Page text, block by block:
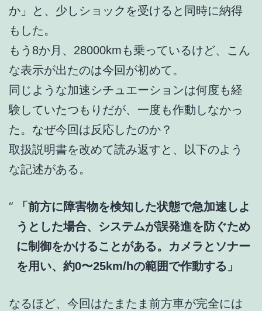
か」と、少しショックを受けると同時に納得
もした。
もう8か月、28000kmも乗っているけど、こん
な表示が出たのは今回が初めて。
同じような加速シチュエーションは何度も経
験していたつもりだが、一度も作動しなかっ
た。なぜ今回は反応したのか？
取扱説明書を改めて読み返すと、以下のよう
な記述がある。
「前方に障害物を検知した状態で急加速しよ
うとした場合、システムが誤発進を防ぐため
に制御をかけることがある。カメラとソナー
を用い、約0〜25km/hの範囲で作動する」
なるほど、今回はたまたま前方車が完全には